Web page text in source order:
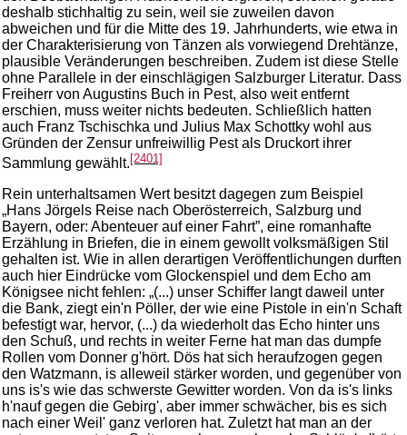
deshalb stichhaltig zu sein, weil sie zuweilen davon
abweichen und für die Mitte des 19. Jahrhunderts, wie etwa in
der Charakterisierung von Tänzen als vorwiegend Drehtänze,
plausible Veränderungen beschreiben. Zudem ist diese Stelle
ohne Parallele in der einschlägigen Salzburger Literatur. Dass
Freiherr von Augustins Buch in Pest, also weit entfernt
erschien, muss weiter nichts bedeuten. Schließlich hatten
auch Franz Tschischka und Julius Max Schottky wohl aus
Gründen der Zensur unfreiwillig Pest als Druckort ihrer
Sammlung gewählt. [2401]
Rein unterhaltsamen Wert besitzt dagegen zum Beispiel
„Hans Jörgels Reise nach Oberösterreich, Salzburg und
Bayern, oder: Abenteuer auf einer Fahrt”, eine romanhafte
Erzählung in Briefen, die in einem gewollt volksmäßigen Stil
gehalten ist. Wie in allen derartigen Veröffentlichungen durften
auch hier Eindrücke vom Glockenspiel und dem Echo am
Königsee nicht fehlen: „(...) unser Schiffer langt daweil unter
die Bank, ziegt ein'n Pöller, der wie eine Pistole in ein'n Schaft
befestigt war, hervor, (...) da wiederholt das Echo hinter uns
den Schuß, und rechts in weiter Ferne hat man das dumpfe
Rollen vom Donner g'hört. Dös hat sich heraufzogen gegen
den Watzmann, is alleweil stärker worden, und gegenüber von
uns is's wie das schwerste Gewitter worden. Von da is's links
h'nauf gegen die Gebirg', aber immer schwächer, bis es sich
nach einer Weil' ganz verloren hat. Zuletzt hat man an der